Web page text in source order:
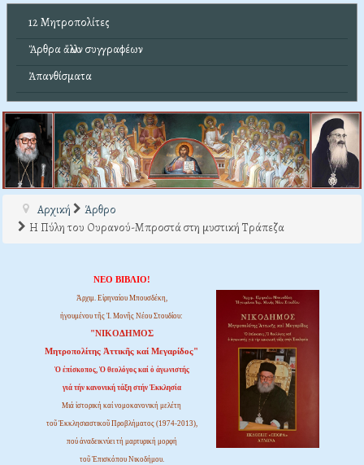
12 Μητροπολίτες
Ἄρθρα ἄλλων συγγραφέων
Ἀπανθίσματα
Αρχική
Άρθρο
Η Πύλη του Ουρανού-Μπροστά στη μυστική Τράπεζα
ΝΕΟ ΒΙΒΛΙΟ!
Ἀρχιμ. Εἰρηναίου Μπουσδέκη,
ἡγουμένου τῆς Ἱ. Μονῆς Νέου Στουδίου:
"ΝΙΚΟΔΗΜΟΣ
Μητροπολίτης Ἀττικῆς καί Μεγαρίδος"
Ὁ ἐπίσκοπος, Ὁ θεολόγος καί ὁ ἀγωνιστής
γιά τήν κανονική τάξη στήν Ἐκκλησία
Μιά ἱστορική καί νομοκανονική μελέτη
τοῦ Ἐκκλησιαστικοῦ Προβλήματος (1974-2013),
πού ἀναδεικνύει τή μαρτυρική μορφή
τοῦ Ἐπισκόπου Νικοδήμου.